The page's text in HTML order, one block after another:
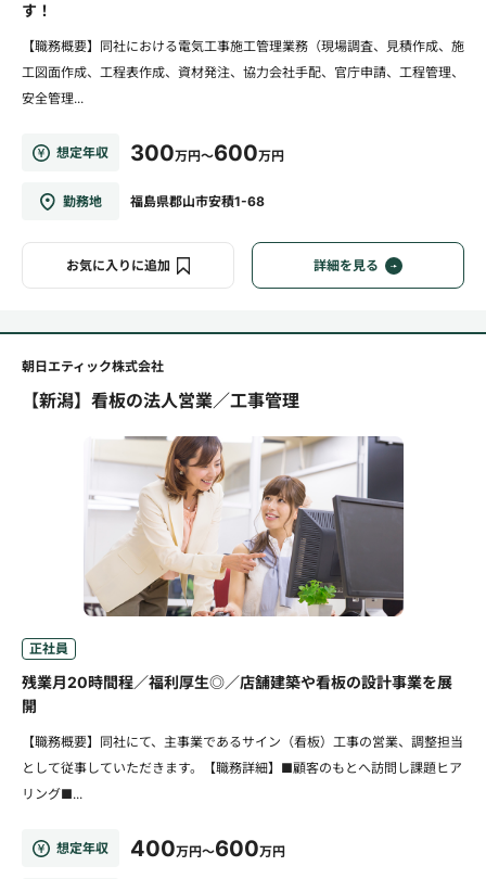
す！
【職務概要】同社における電気工事施工管理業務（現場調査、見積作成、施
工図面作成、工程表作成、資材発注、協力会社手配、官庁申請、工程管理、
安全管理...
想定年収 300万円～600万円
勤務地 福島県郡山市安積1-68
お気に入りに追加 詳細を見る
朝日エティック株式会社
【新潟】看板の法人営業／工事管理
正社員
残業月20時間程／福利厚生◎／店舗建築や看板の設計事業を展
開
【職務概要】同社にて、主事業であるサイン（看板）工事の営業、調整担当
として従事していただきます。【職務詳細】■顧客のもとへ訪問し課題ヒア
リング■...
想定年収 400万円～600万円